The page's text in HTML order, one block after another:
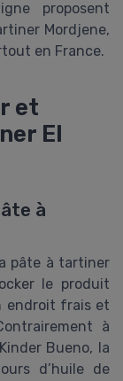
proposent
Mordjene,
en France.
et
El
à
pâte à tartiner
le produit
endroit frais et
à
Bueno, la
d’huile de